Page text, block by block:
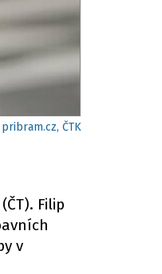
pribram.cz, ČTK
Filip
v